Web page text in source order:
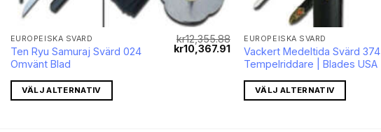
EUROPEISKA SVÄRD
Ten Ryu Samuraj Svärd 024
Omvänt Blad
kr12,355.88
Det
ursprungliga
kr10,367.91Det
nuvarande
priset
kr10,367.91.
VÄLJ ALTERNATIV
EUROPEISKA SVÄRD
Vackert Medeltida Svärd 374
Tempelriddare | Blades USA
VÄLJ ALTERNATIV